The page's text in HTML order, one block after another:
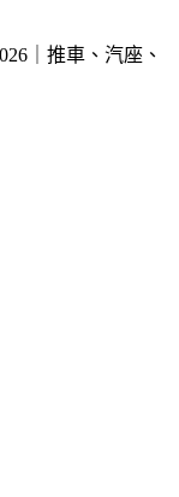
｜推車、汽座、